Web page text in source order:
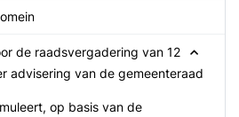
de raadsvergadering van 12
advisering van de gemeenteraad
op basis van de